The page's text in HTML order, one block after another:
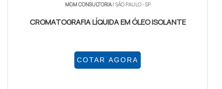
MGM CONSULTORIA/ SÃO PAULO - SP
CROMATOGRAFIA LÍQUIDA EM ÓLEO ISOLANTE
COTAR AGORA